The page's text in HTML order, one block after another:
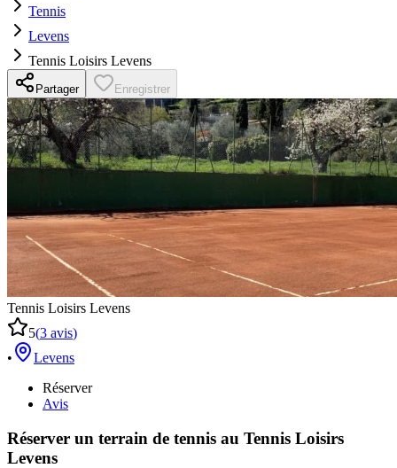
Tennis
Levens
Tennis Loisirs Levens
Partager Enregistrer
Tennis Loisirs Levens
5(3 avis)
•
Levens
Réserver
Avis
Réserver un terrain de tennis au Tennis Loisirs
Levens